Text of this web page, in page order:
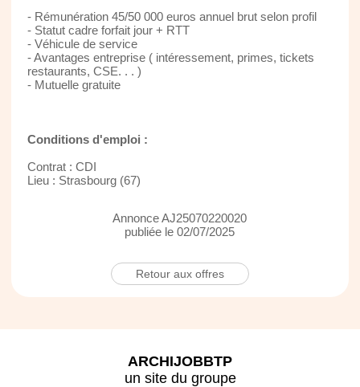
- Rémunération 45/50 000 euros annuel brut selon profil
- Statut cadre forfait jour + RTT
- Véhicule de service
- Avantages entreprise ( intéressement, primes, tickets
restaurants, CSE. . . )
- Mutuelle gratuite
Conditions d'emploi :
Contrat : CDI
Lieu : Strasbourg (67)
Annonce AJ25070220020
publiée le 02/07/2025
Retour aux offres
ARCHIJOBBTP
un site du groupe